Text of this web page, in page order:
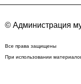
© Администрация
Все права защищены
При использовании